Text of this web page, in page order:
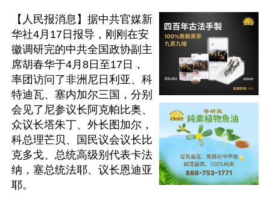
【人民报消息】据中共官媒新
华社4月17日报导，刚刚在安
徽调研完的中共全国政协副主
席胡春华于4月8日至17日，
率团访问了非洲尼日利亚、科
特迪瓦、塞内加尔三国，分别
会见了尼参议长阿克帕比奥、
众议长塔朱丁、外长图加尔，
科总理芒贝、国民议会议长比
克多戈、总统高级别代表卡法
纳，塞总统法耶、议长恩迪亚
耶。